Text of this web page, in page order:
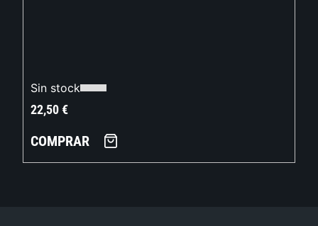
Sin stock
22,50€
COMPRAR